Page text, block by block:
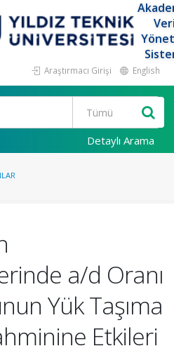
Araştırmacı Girişi English
Detaylı Arama
a/d Oranı
Yük Taşıma
Etkileri